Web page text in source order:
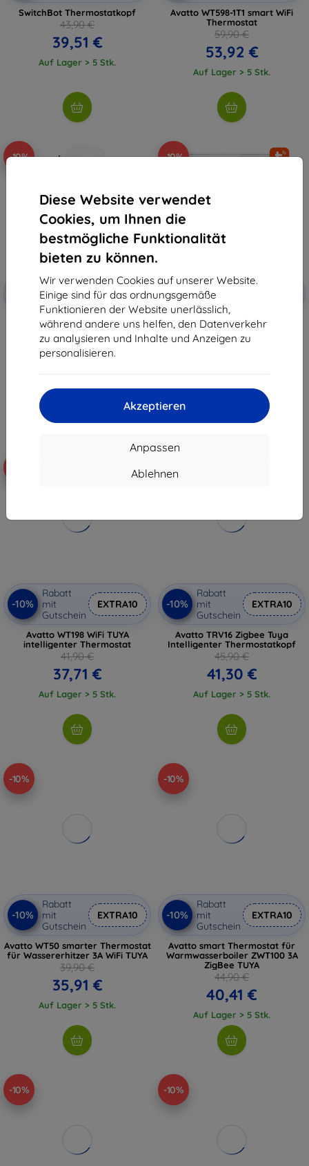
Diese Website verwendet
Cookies, um Ihnen die
bestmögliche Funktionalität
bieten zu können.
Wir verwenden Cookies auf unserer Website.
Einige sind für das ordnungsgemäße
Funktionieren der Website unerlässlich,
während andere uns helfen, den Datenverkehr
zu analysieren und Inhalte und Anzeigen zu
personalisieren.
Akzeptieren
Anpassen
Ablehnen
SwitchBot Thermostatkopf
43,90 €
39,51 €
Auf Lager > 5 Stk.
Avatto WT598-1T1 smart WiFi
Thermostat
59,90 €
53,92 €
Auf Lager > 5 Stk.
-10%
Rabatt
mit
Gutschein
EXTRA10
Meross Socket thermostatischer
Temperaturregler MTS960HK
(HomeKit)
44,90 €
Auf Lager 1 Stk.
-10%
-10%
Rabatt
mit
Gutschein
Avatto ZWT198 ZigBee TUYA
smarter Thermostat
35,90 €
-10%
Rabatt
mit
Gutschein
EXTRA10
Avatto WT198 WiFi TUYA
intelligenter Thermostat
41,90 €
37,71 €
Auf Lager > 5 Stk.
-10%
Rabatt
mit
Gutschein
EXTRA10
Avatto TRV16 Zigbee Tuya
Intelligenter Thermostatkopf
45,90 €
41,30 €
Auf Lager > 5 Stk.
-10%
-10%
Rabatt
mit
Gutschein
EXTRA10
Avatto WT50 smarter Thermostat
für Wassererhitzer 3A WiFi TUYA
39,90 €
35,91 €
Auf Lager > 5 Stk.
-10%
-10%
Rabatt
mit
Gutschein
EXTRA10
Avatto smart Thermostat für
Warmwasserboiler ZWT100 3A
ZigBee TUYA
44,90 €
40,41 €
Auf Lager > 5 Stk.
-10% -10%